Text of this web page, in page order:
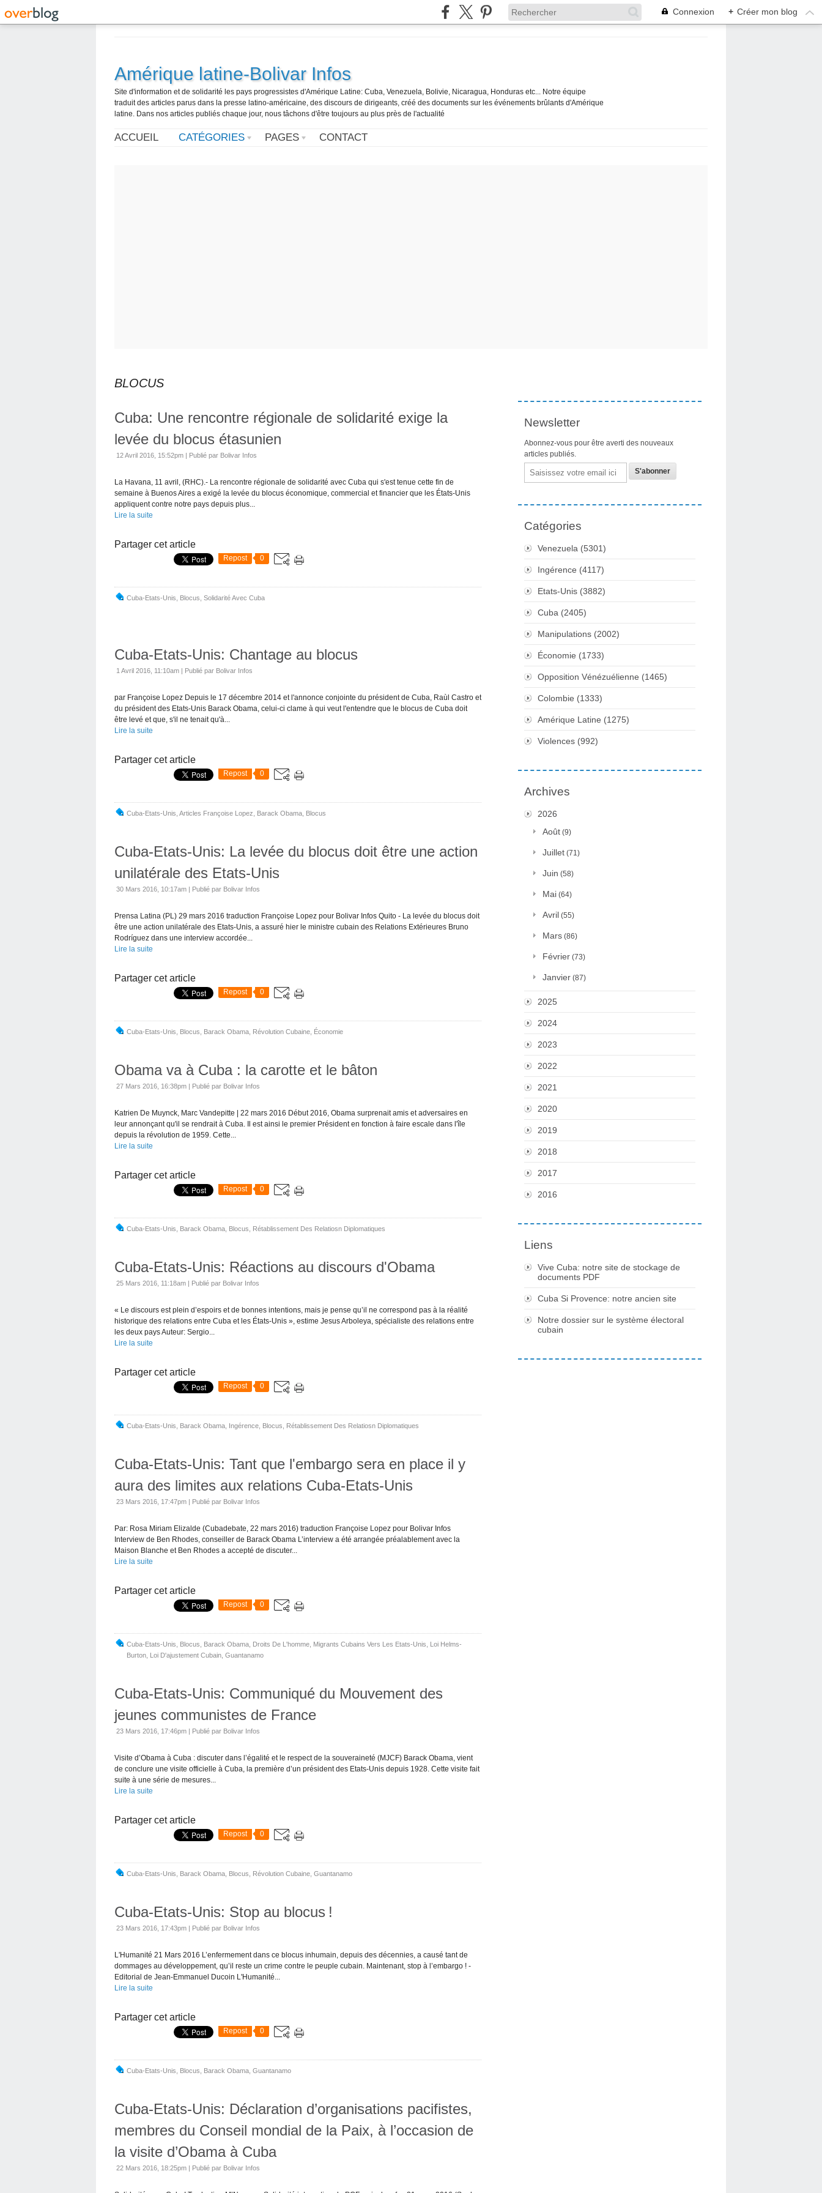
Connexion + Créer mon blog
Amérique latine-Bolivar Infos
Site d'information et de solidarité les pays progressistes d'Amérique Latine: Cuba, Venezuela, Bolivie, Nicaragua, Honduras etc... Notre équipe
traduit des articles parus dans la presse latino-américaine, des discours de dirigeants, créé des documents sur les événements brûlants d'Amérique
latine. Dans nos articles publiés chaque jour, nous tâchons d'être toujours au plus près de l'actualité
ACCUEIL CATÉGORIES PAGES CONTACT
BLOCUS
Cuba: Une rencontre régionale de solidarité exige la
levée du blocus étasunien
12 Avril 2016, 15:52pm | Publié par Bolivar Infos
La Havana, 11 avril, (RHC).- La rencontre régionale de solidarité avec Cuba qui s'est tenue cette fin de
semaine à Buenos Aires a exigé la levée du blocus économique, commercial et financier que les États-Unis
appliquent contre notre pays depuis plus...
Lire la suite
Partager cet article
Repost 0
Cuba-Etats-Unis Blocus Solidarité Avec Cuba
Cuba-Etats-Unis: Chantage au blocus
1 Avril 2016, 11:10am | Publié par Bolivar Infos
par Françoise Lopez Depuis le 17 décembre 2014 et l'annonce conjointe du président de Cuba, Raùl Castro et
du président des Etats-Unis Barack Obama, celui-ci clame à qui veut l'entendre que le blocus de Cuba doit
être levé et que, s'il ne tenait qu'à...
Lire la suite
Partager cet article
Repost 0
Cuba-Etats-Unis Articles Françoise Lopez Barack Obama Blocus
Cuba-Etats-Unis: La levée du blocus doit être une action
unilatérale des Etats-Unis
30 Mars 2016, 10:17am | Publié par Bolivar Infos
Prensa Latina (PL) 29 mars 2016 traduction Françoise Lopez pour Bolivar Infos Quito - La levée du blocus doit
être une action unilatérale des Etats-Unis, a assuré hier le ministre cubain des Relations Extérieures Bruno
Rodríguez dans une interview accordée...
Lire la suite
Partager cet article
Repost 0
Cuba-Etats-Unis Blocus Barack Obama Révolution Cubaine Économie
Obama va à Cuba : la carotte et le bâton
27 Mars 2016, 16:38pm | Publié par Bolivar Infos
Katrien De Muynck, Marc Vandepitte | 22 mars 2016 Début 2016, Obama surprenait amis et adversaires en
leur annonçant qu'il se rendrait à Cuba. Il est ainsi le premier Président en fonction à faire escale dans l'île
depuis la révolution de 1959. Cette...
Lire la suite
Partager cet article
Repost 0
Cuba-Etats-Unis Barack Obama Blocus Rétablissement Des Relatiosn Diplomatiques
Cuba-Etats-Unis: Réactions au discours d'Obama
25 Mars 2016, 11:18am | Publié par Bolivar Infos
« Le discours est plein d’espoirs et de bonnes intentions, mais je pense qu’il ne correspond pas à la réalité
historique des relations entre Cuba et les États-Unis », estime Jesus Arboleya, spécialiste des relations entre
les deux pays Auteur: Sergio...
Lire la suite
Partager cet article
Repost 0
Cuba-Etats-Unis Barack Obama Ingérence Blocus Rétablissement Des Relatiosn Diplomatiques
Cuba-Etats-Unis: Tant que l'embargo sera en place il y
aura des limites aux relations Cuba-Etats-Unis
23 Mars 2016, 17:47pm | Publié par Bolivar Infos
Par: Rosa Miriam Elizalde (Cubadebate, 22 mars 2016) traduction Françoise Lopez pour Bolivar Infos
Interview de Ben Rhodes, conseiller de Barack Obama L’interview a été arrangée préalablement avec la
Maison Blanche et Ben Rhodes a accepté de discuter...
Lire la suite
Partager cet article
Repost 0
Cuba-Etats-Unis Blocus Barack Obama Droits De L'homme Migrants Cubains Vers Les Etats-Unis
Loi Helms-
Burton Loi D'ajustement Cubain Guantanamo
Cuba-Etats-Unis: Communiqué du Mouvement des
jeunes communistes de France
23 Mars 2016, 17:46pm | Publié par Bolivar Infos
Visite d’Obama à Cuba : discuter dans l’égalité et le respect de la souveraineté (MJCF) Barack Obama, vient
de conclure une visite officielle à Cuba, la première d’un président des Etats-Unis depuis 1928. Cette visite fait
suite à une série de mesures...
Lire la suite
Partager cet article
Repost 0
Cuba-Etats-Unis Barack Obama Blocus Révolution Cubaine Guantanamo
Cuba-Etats-Unis: Stop au blocus !
23 Mars 2016, 17:43pm | Publié par Bolivar Infos
L'Humanité 21 Mars 2016 L’enfermement dans ce blocus inhumain, depuis des décennies, a causé tant de
dommages au développement, qu’il reste un crime contre le peuple cubain. Maintenant, stop à l’embargo ! -
Editorial de Jean-Emmanuel Ducoin L'Humanité...
Lire la suite
Partager cet article
Repost 0
Cuba-Etats-Unis Blocus Barack Obama Guantanamo
Cuba-Etats-Unis: Déclaration d’organisations pacifistes,
membres du Conseil mondial de la Paix, à l’occasion de
la visite d’Obama à Cuba
22 Mars 2016, 18:25pm | Publié par Bolivar Infos
Newsletter
Abonnez-vous pour être averti des nouveaux
articles publiés.
Email
Catégories
Venezuela (5301)
Ingérence (4117)
Etats-Unis (3882)
Cuba (2405)
Manipulations (2002)
Économie (1733)
Opposition Vénézuélienne (1465)
Colombie (1333)
Amérique Latine (1275)
Violences (992)
Archives
2026
Août (9)
Juillet (71)
Juin (58)
Mai (64)
Avril (55)
Mars (86)
Février (73)
Janvier (87)
2025
2024
2023
2022
2021
2020
2019
2018
2017
2016
Liens
Vive Cuba: notre site de stockage de
documents PDF
Cuba Si Provence: notre ancien site
Notre dossier sur le système électoral
cubain